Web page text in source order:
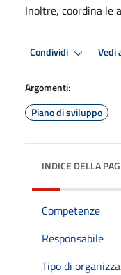
Inoltre, coordina le
Condividi Vedi
Argomenti:
Piano di sviluppo
INDICE DELLA
Competenze
Responsabile
Tipo di